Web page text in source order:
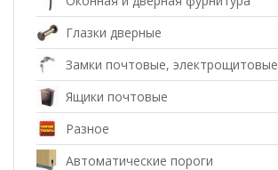
Глазки дверные
Замки почтовые, электрощитовые
Ящики почтовые
Разное
Автоматические пороги